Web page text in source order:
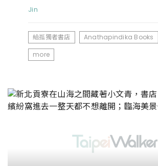
Jin
給孤獨者書店 Anathapindika Books
more